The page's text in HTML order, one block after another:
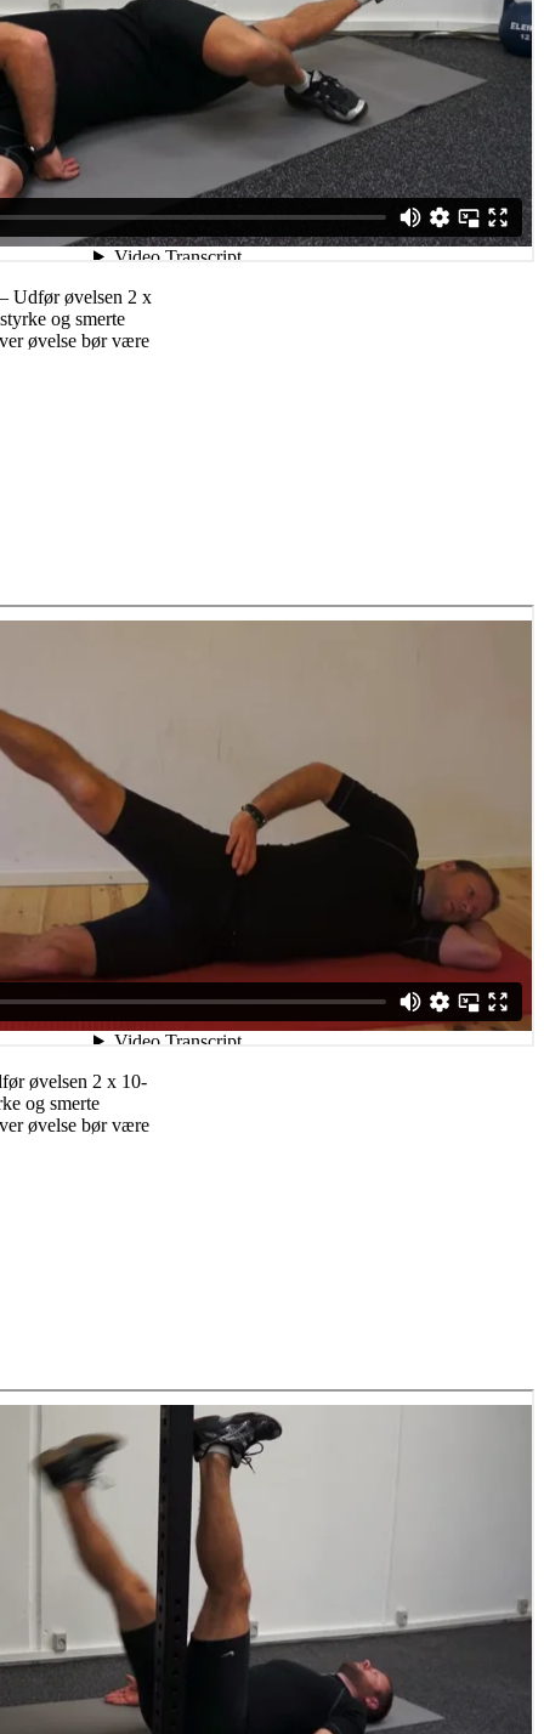
Udfør øvelsen 2 x
og smerte
øvelse bør være
øvelsen 2 x 10-
og smerte
øvelse bør være